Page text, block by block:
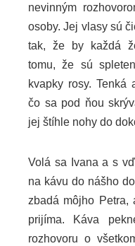
nevinným
osoby. Jej vlasy sú
tak, že by každá
tomu, že sú
kvapky rosy. Tenká
čo sa pod ňou
jej štíhle nohy do
Volá sa Ivana a s
na kávu do nášho
zbadá môjho Petra,
prijíma. Káva
rozhovoru o